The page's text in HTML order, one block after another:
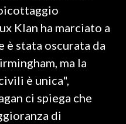
Klan ha marciato a
è stata oscurata da
ma la
è unica",
ci spiega che
di